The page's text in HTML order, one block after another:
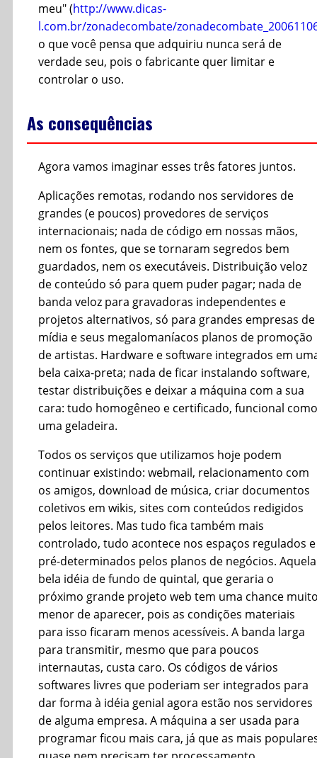
meu" (http://www.dicas-
l.com.br/zonadecombate/
o que você pensa que adquiriu nunca será de
verdade seu, pois o fabricante quer limitar e
controlar o uso.
As consequências
Agora vamos imaginar esses três fatores juntos.
Aplicações remotas, rodando nos servidores de
grandes (e poucos) provedores de serviços
internacionais; nada de código em nossas mãos,
nem os fontes, que se tornaram segredos bem
guardados, nem os executáveis. Distribuição veloz
de conteúdo só para quem puder pagar; nada de
banda veloz para gravadoras independentes e
projetos alternativos, só para grandes empresas de
mídia e seus megalomaníacos planos de promoção
de artistas. Hardware e software integrados em
bela caixa-preta; nada de ficar instalando software,
testar distribuições e deixar a máquina com a sua
cara: tudo homogêneo e certificado, funcional como
uma geladeira.
Todos os serviços que utilizamos hoje podem
continuar existindo: webmail, relacionamento com
os amigos, download de música, criar documentos
coletivos em wikis, sites com conteúdos redigidos
pelos leitores. Mas tudo fica também mais
controlado, tudo acontece nos espaços regulados e
pré-determinados pelos planos de negócios. Aquela
bela idéia de fundo de quintal, que geraria o
próximo grande projeto web tem uma chance
menor de aparecer, pois as condições materiais
para isso ficaram menos acessíveis. A banda larga
para transmitir, mesmo que para poucos
internautas, custa caro. Os códigos de vários
softwares livres que poderiam ser integrados para
dar forma à idéia genial agora estão nos servidores
de alguma empresa. A máquina a ser usada para
programar ficou mais cara, já que as mais